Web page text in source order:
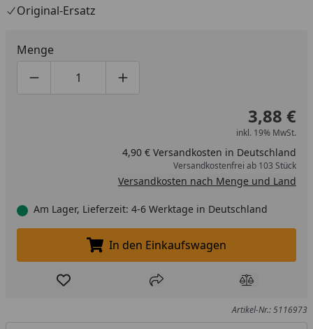
Original-Ersatz
Menge
Produktmenge um eins verringern
Produktmenge manuell eingeben
Produktmenge um eins erhöhen
3,88 €
inkl. 19% MwSt.
4,90 € Versandkosten in Deutschland
Versandkostenfrei ab 103 Stück
Versandkosten nach Menge und Land
Am Lager, Lieferzeit: 4-6 Werktage in Deutschland
In den Einkaufswagen legen
In den Einkaufswagen
Produkt zur Wunschliste hinzufügen
Teilen Produkt
Artikel-Nr.: 5116973